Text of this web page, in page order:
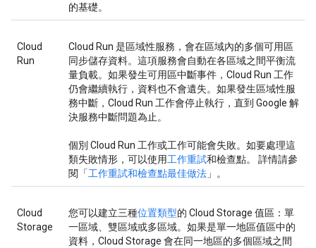
的基礎。
Cloud
Run
Cloud Run 是區域性服務，會在區域內的多個可用區
同步儲存資料。這項服務會自動在各區域之間平衡流
量負載。如果發生可用區中斷事件，Cloud Run 工作
仍會繼續執行，資料也不會遺失。如果發生區域性服
務中斷，Cloud Run 工作會停止執行，直到 Google 解
決服務中斷問題為止。
個別 Cloud Run 工作或工作可能會失敗。如要處理這
類失敗情形，可以使用工作重試和檢查點。 詳情請參
閱「工作重試和檢查點最佳做法 」。
Cloud
Storage
您可以建立三種位置類型的 Cloud Storage 值區：單
一區域、雙區域或多區域。如果是單一地區值區中的
資料，Cloud Storage 會在同一地區的多個區域之間